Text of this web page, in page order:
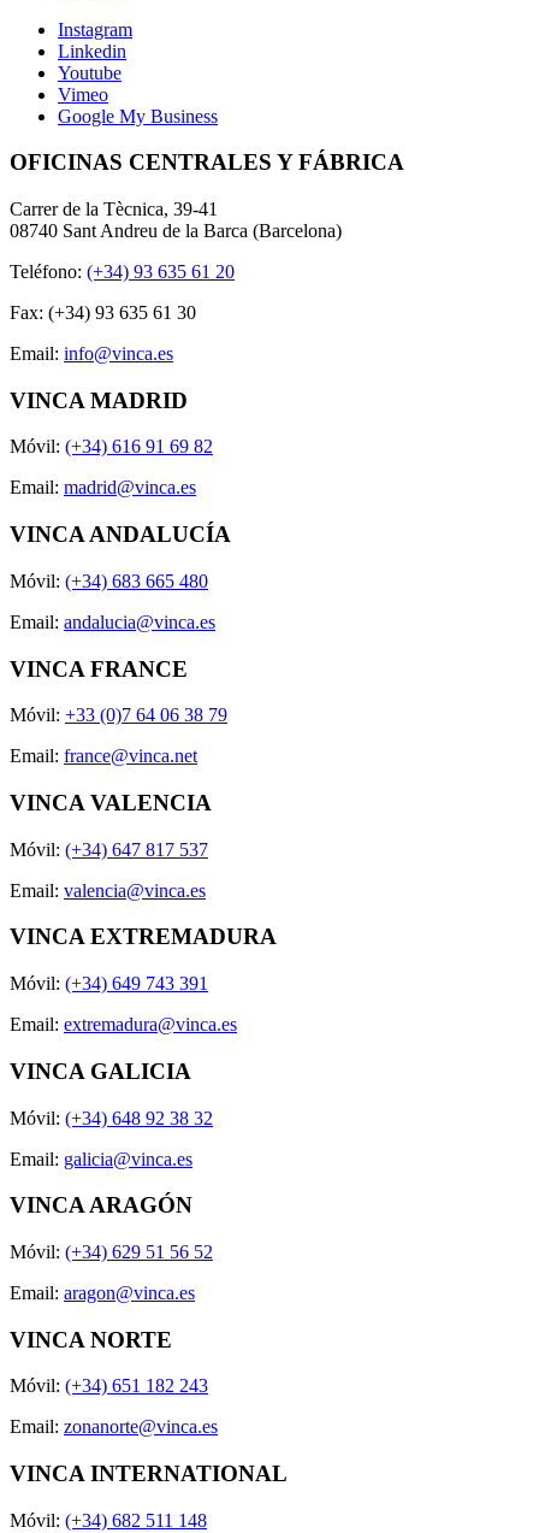
Instagram
Linkedin
Youtube
Vimeo
Google My Business
OFICINAS CENTRALES Y FÁBRICA
Carrer de la Tècnica, 39-41
08740 Sant Andreu de la Barca (Barcelona)
Teléfono: (+34) 93 635 61 20
Fax: (+34) 93 635 61 30
Email: info@vinca.es
VINCA MADRID
Móvil: (+34) 616 91 69 82
Email: madrid@vinca.es
VINCA ANDALUCÍA
Móvil: (+34) 683 665 480
Email: andalucia@vinca.es
VINCA FRANCE
Móvil: +33 (0)7 64 06 38 79
Email: france@vinca.net
VINCA VALENCIA
Móvil: (+34) 647 817 537
Email: valencia@vinca.es
VINCA EXTREMADURA
Móvil: (+34) 649 743 391
Email: extremadura@vinca.es
VINCA GALICIA
Móvil: (+34) 648 92 38 32
Email: galicia@vinca.es
VINCA ARAGÓN
Móvil: (+34) 629 51 56 52
Email: aragon@vinca.es
VINCA NORTE
Móvil: (+34) 651 182 243
Email: zonanorte@vinca.es
VINCA INTERNATIONAL
Móvil: (+34) 682 511 148